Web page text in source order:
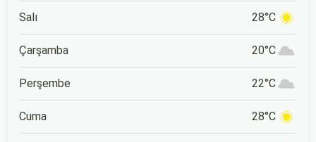
Salı 28°C
Çarşamba 20°C
Perşembe 22°C
Cuma 28°C